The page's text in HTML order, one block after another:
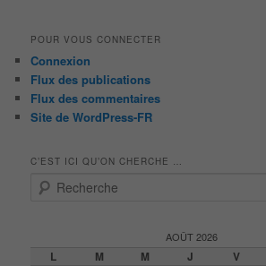
POUR VOUS CONNECTER
Connexion
Flux des publications
Flux des commentaires
Site de WordPress-FR
C’EST ICI QU’ON CHERCHE …
AOÛT 2026
L M M J V